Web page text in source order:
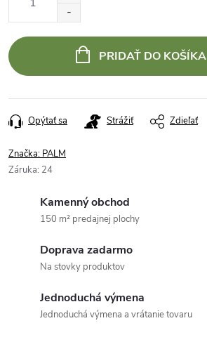
PRIDAŤ DO KOŠÍKA
Opýtať sa Strážiť Zdieľať
Značka: PALM
Záruka: 24
Kamenný obchod
150 m² predajnej plochy
Doprava zadarmo
Na stovky produktov
Jednoduchá výmena
Jednoduchá výmena a vrátanie tovaru